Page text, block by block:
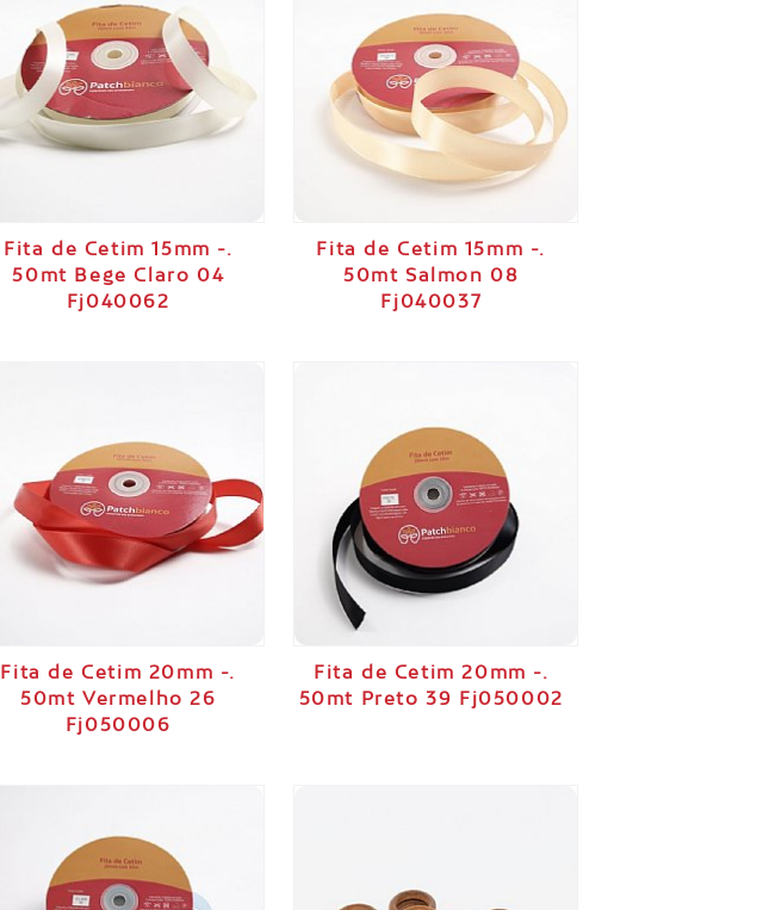
Fita de Cetim 15mm -.
50mt Bege Claro 04
Fj040062
Fita de Cetim 15mm -.
50mt Salmon 08
Fj040037
Fita de Cetim 20mm -.
50mt Vermelho 26
Fj050006
Fita de Cetim 20mm -.
50mt Preto 39 Fj050002